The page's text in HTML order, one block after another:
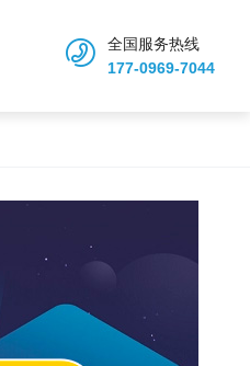
全国服务热线
177-0969-7044